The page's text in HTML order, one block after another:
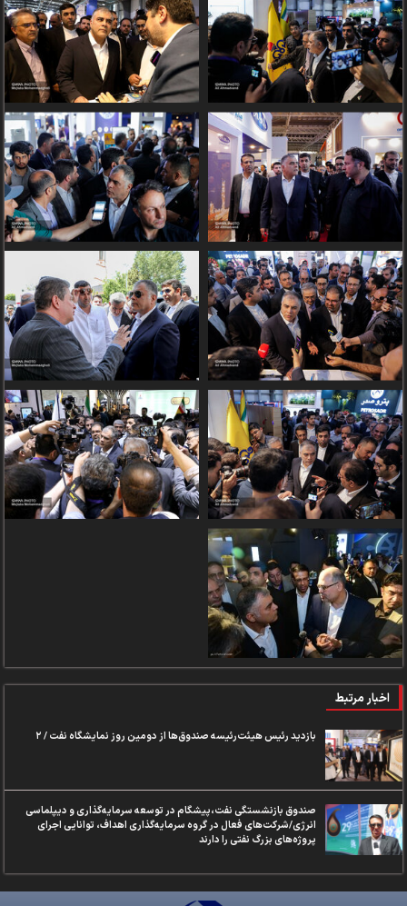
اخبار مرتبط
بازدید رئیس هیئت‌رئیسه صندوق‌ها از دومین روز نمایشگاه نفت / ۲
صندوق بازنشستگی نفت،پیشگام در توسعه سرمایه‌گذاری و دیپلماسی
انرژی/شرکت‌های فعال در گروه سرمایه‌گذاری اهداف، توانایی اجرای
پروژه‌های بزرگ نفتی را دارند